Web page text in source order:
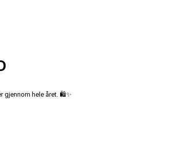
gjennom hele året. 🛍️✨